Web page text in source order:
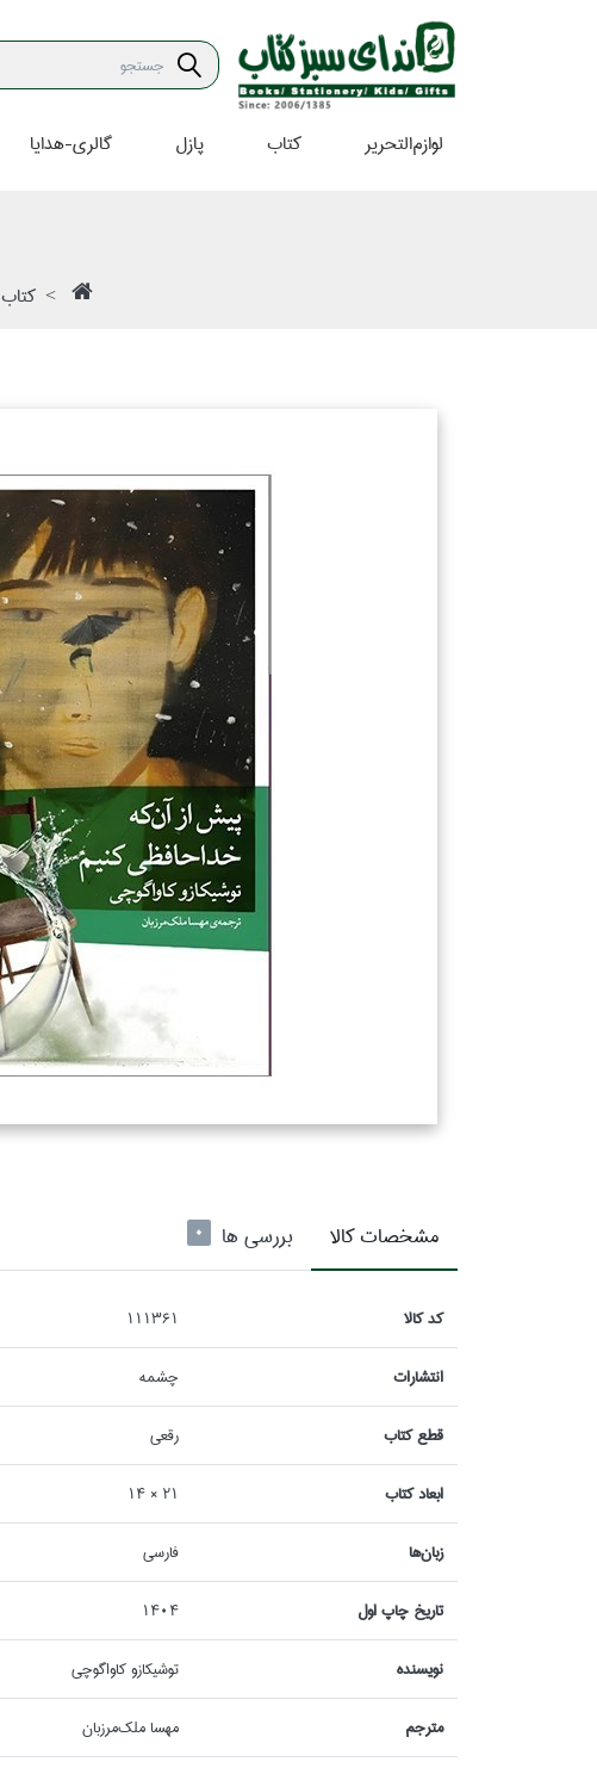
لوازم‌التحرير كتاب پازل گالري-هدايا
كتاب
مشخصات كالا بررسی ها 0
كد كالا 111361
انتشارات چشمه
قطع كتاب رقعي
ابعاد كتاب 21 × 14
زبان‌ها فارسي
تاريخ چاپ اول 1404
نويسنده توشيكازو كاواگوچي
مترجم مهسا ملك‌مرزبان